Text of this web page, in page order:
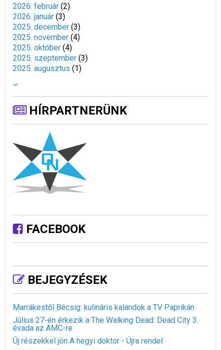
2026. február (2)
2026. január (3)
2025. december (3)
2025. november (4)
2025. október (4)
2025. szeptember (3)
2025. augusztus (1)
HÍRPARTNERÜNK
FACEBOOK
BEJEGYZÉSEK
Marrákestől Bécsig: kulináris kalandok a TV Paprikán
Július 27-én érkezik a The Walking Dead: Dead City 3.
évada az AMC-re
Új részekkel jön A hegyi doktor - Újra rendel